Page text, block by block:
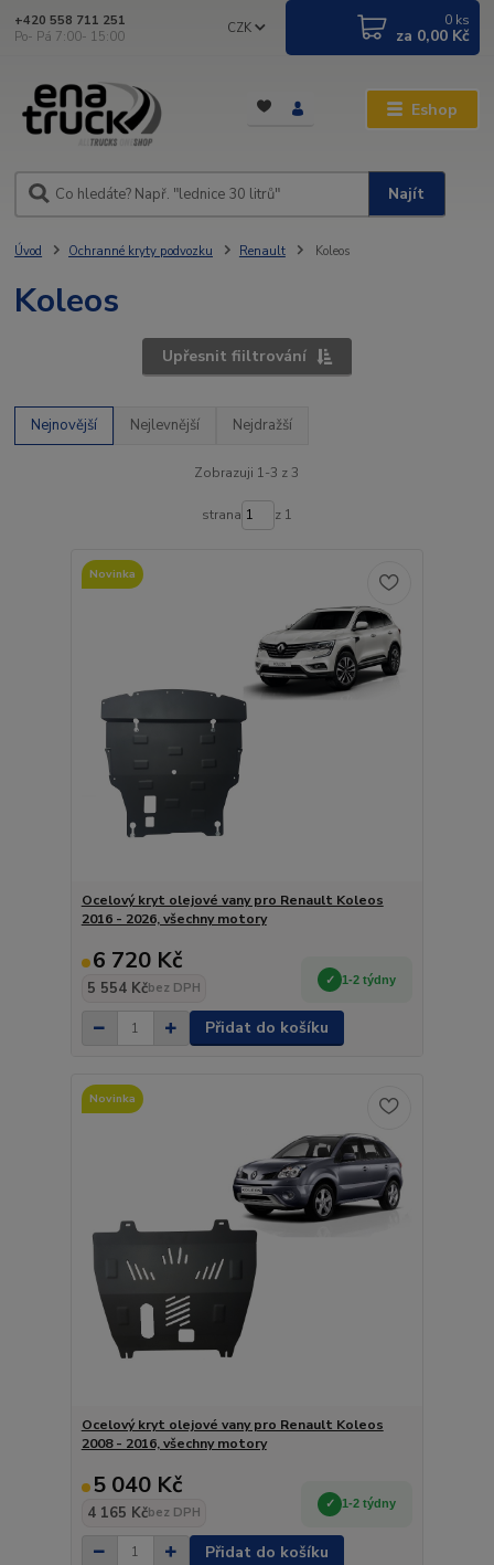
Eshop
CZK
Najít
+420 558 711 251
Po- Pá 7:00- 15:00
0 ks
za 0,00 Kč
Úvod Ochranné kryty podvozku Renault Koleos
Koleos
Upřesnit fiiltrování
Nejnovější Nejlevnější Nejdražší
Zobrazuji 1-3 z 3
strana z 1
Novinka
Ocelový kryt olejové vany pro Renault Koleos
2016 - 2026, všechny motory
6 720 Kč
5 554 Kčbez DPH
1-2 týdny
Přidat do košíku
Novinka
Ocelový kryt olejové vany pro Renault Koleos
2008 - 2016, všechny motory
5 040 Kč
4 165 Kčbez DPH
1-2 týdny
Přidat do košíku